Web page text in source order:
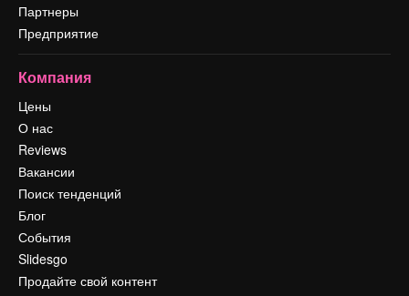
Партнеры
Предприятие
Компания
Цены
О нас
Reviews
Вакансии
Поиск тенденций
Блог
События
Slidesgo
Продайте свой контент